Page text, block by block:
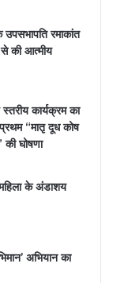
रमाकांत
से की आत्मीय
कार्यक्रम का
“मातृ दूध कोष
घोषणा
के अंडाशय
अभियान का